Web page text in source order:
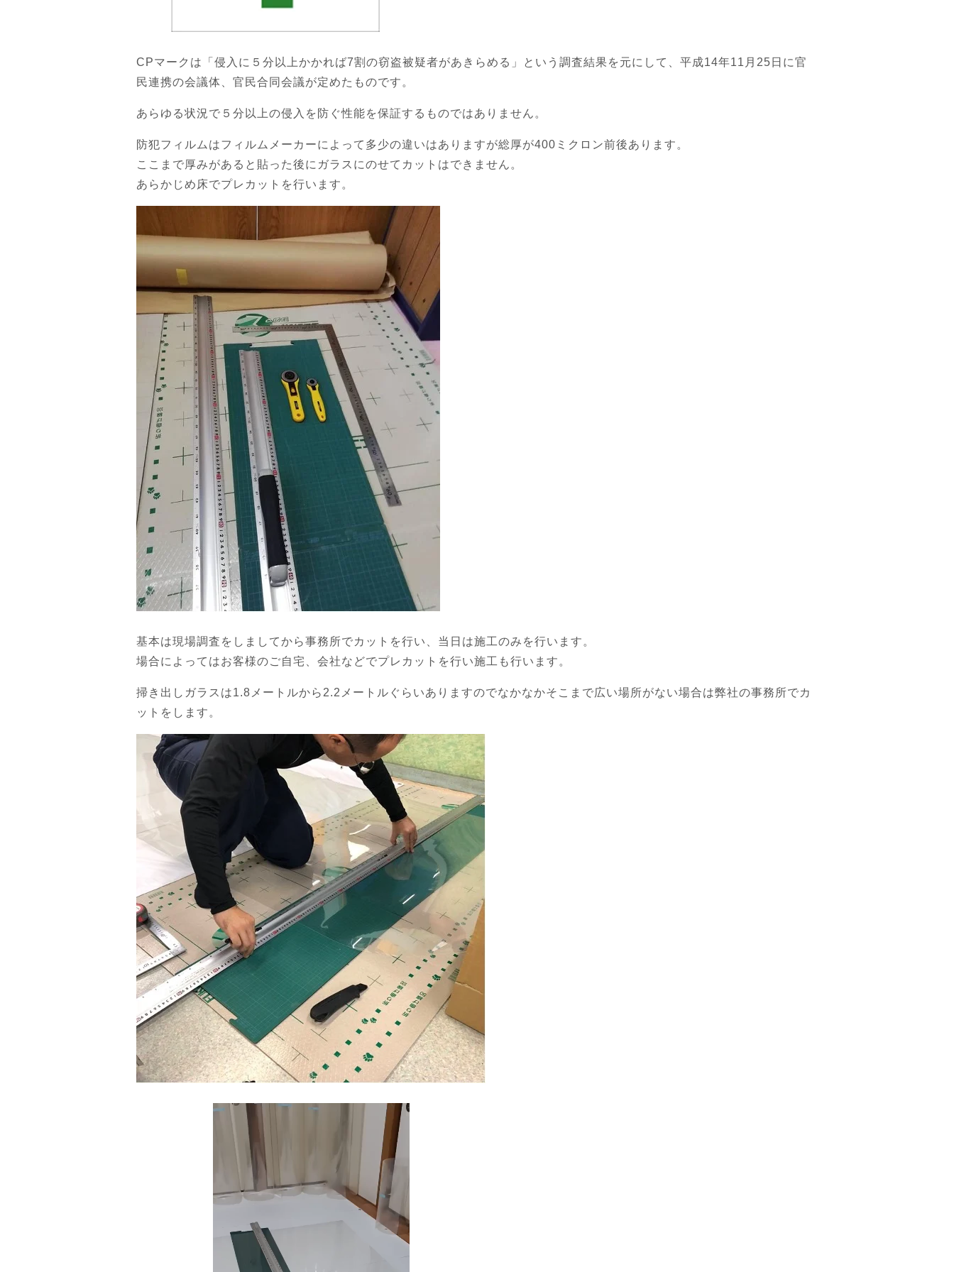
CPマークは「侵入に５分以上かかれば7割の窃盗被疑者があきらめる」という調査結果を元にして、平成14年11月25日に官
民連携の会議体、官民合同会議が定めたものです。
あらゆる状況で５分以上の侵入を防ぐ性能を保証するものではありません。
防犯フィルムはフィルムメーカーによって多少の違いはありますが総厚が400ミクロン前後あります。
ここまで厚みがあると貼った後にガラスにのせてカットはできません。
あらかじめ床でプレカットを行います。
基本は現場調査をしましてから事務所でカットを行い、当日は施工のみを行います。
場合によってはお客様のご自宅、会社などでプレカットを行い施工も行います。
掃き出しガラスは1.8メートルから2.2メートルぐらいありますのでなかなかそこまで広い場所がない場合は弊社の事務所でカ
ットをします。